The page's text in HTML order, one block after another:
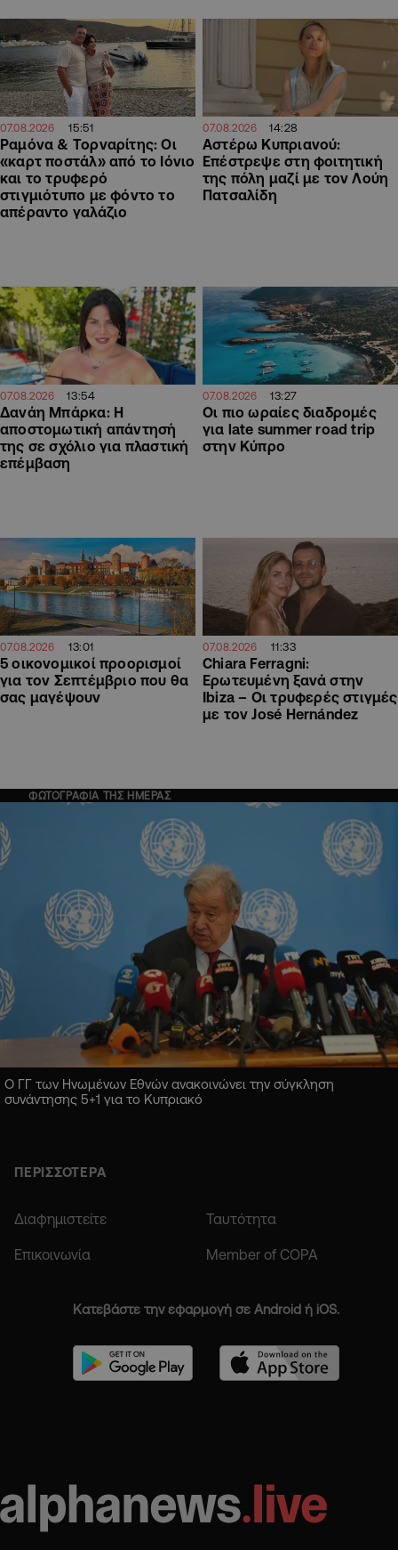
07.08.2026 15:51
Ραμόνα & Τορναρίτης: Οι
«καρτ ποστάλ» από το Ιόνιο
και το τρυφερό
στιγμιότυπο με φόντο το
απέραντο γαλάζιο
07.08.2026 14:28
Αστέρω Κυπριανού:
Επέστρεψε στη φοιτητική
της πόλη μαζί με τον Λούη
Πατσαλίδη
07.08.2026 13:54
Δανάη Μπάρκα: Η
αποστομωτική απάντησή
της σε σχόλιο για πλαστική
επέμβαση
07.08.2026 13:27
Οι πιο ωραίες διαδρομές
για late summer road trip
στην Κύπρο
07.08.2026 13:01
5 οικονομικοί προορισμοί
για τον Σεπτέμβριο που θα
σας μαγέψουν
07.08.2026 11:33
Chiara Ferragni:
Ερωτευμένη ξανά στην
Ibiza – Οι τρυφερές στιγμές
με τον José Hernández
ΦΩΤΟΓΡΑΦΙΑ ΤΗΣ ΗΜΕΡΑΣ
Ο ΓΓ των Ηνωμένων Εθνών ανακοινώνει την σύγκληση
συνάντησης 5+1 για το Κυπριακό
ΠΕΡΙΣΣΟΤΕΡΑ
Διαφημιστείτε Ταυτότητα
Επικοινωνία Member of COPA
Κατεβάστε την εφαρμογή σε Android ή iOS.